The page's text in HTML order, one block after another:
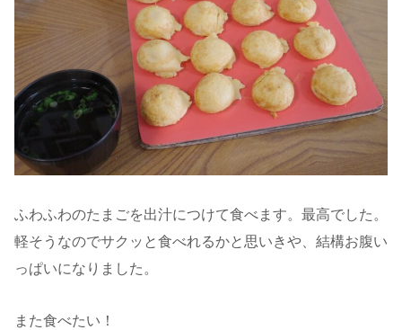
ふわふわのたまごを出汁につけて食べます。最高でした。
軽そうなのでサクッと食べれるかと思いきや、結構お腹い
っぱいになりました。
また食べたい！